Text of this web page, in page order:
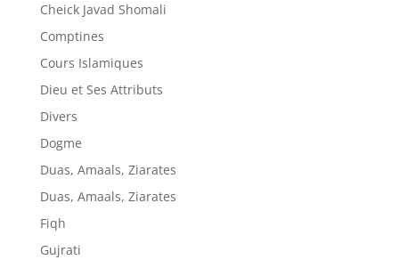
Cheick Javad Shomali
Comptines
Cours Islamiques
Dieu et Ses Attributs
Divers
Dogme
Duas, Amaals, Ziarates
Duas, Amaals, Ziarates
Fiqh
Gujrati